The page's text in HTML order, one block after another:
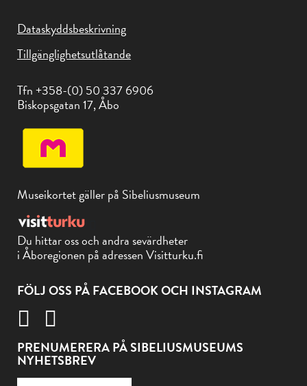
Dataskyddsbeskrivning
Tillgänglighetsutlåtande
Tfn +358-(0) 50 337 6906
Biskopsgatan 17, Åbo
Museikortet gäller på Sibeliusmuseum
Du hittar oss och andra sevärdheter
i Åboregionen på adressen Visitturku.fi
FÖLJ OSS PÅ FACEBOOK OCH INSTAGRAM
PRENUMERERA PÅ SIBELIUSMUSEUMS
NYHETSBREV